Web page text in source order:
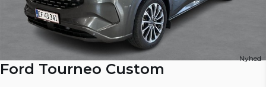
Nyhed
Ford Tourneo Custom